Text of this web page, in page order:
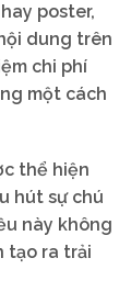
poster,
dung trên
chi phí
một cách
thể hiện
hút sự chú
này không
tạo ra trải